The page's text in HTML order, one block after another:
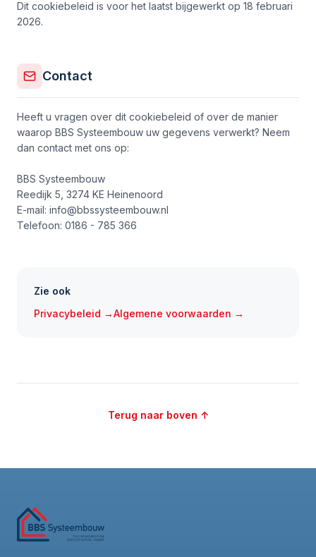
Dit cookiebeleid is voor het laatst bijgewerkt op 18 februari
2026.
Contact
Heeft u vragen over dit cookiebeleid of over de manier
waarop BBS Systeembouw uw gegevens verwerkt? Neem
dan contact met ons op:
BBS Systeembouw
Reedijk 5, 3274 KE Heinenoord
E-mail: info@bbssysteembouw.nl
Telefoon: 0186 - 785 366
Zie ook
Privacybeleid →Algemene voorwaarden →
Terug naar boven ↑